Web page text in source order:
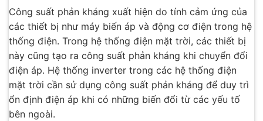
Công suất phản kháng xuất hiện do tính cảm ứng của
các thiết bị như máy biến áp và động cơ điện trong hệ
thống điện. Trong hệ thống điện mặt trời, các thiết bị
này cũng tạo ra công suất phản kháng khi chuyển đổi
điện áp. Hệ thống inverter trong các hệ thống điện
mặt trời cần sử dụng công suất phản kháng để duy trì
ổn định điện áp khi có những biến đổi từ các yếu tố
bên ngoài.